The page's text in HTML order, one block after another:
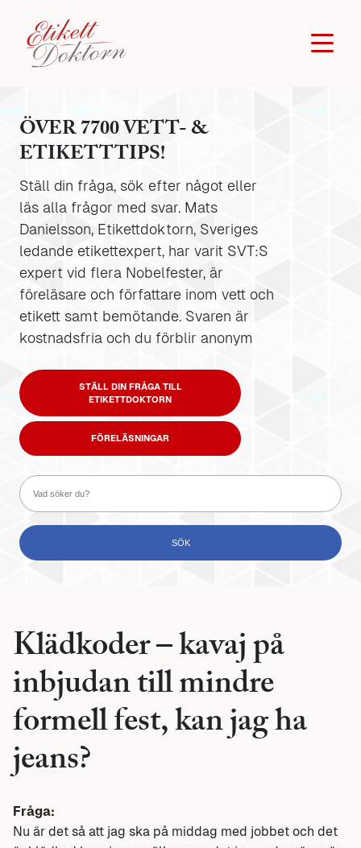
ÖVER 7700 VETT- &
ETIKETTTIPS!
Ställ din fråga, sök efter något eller
läs alla frågor med svar. Mats
Danielsson, Etikettdoktorn, Sveriges
ledande etikettexpert, har varit SVT:S
expert vid flera Nobelfester, är
föreläsare och författare inom vett och
etikett samt bemötande. Svaren är
kostnadsfria och du förblir anonym
STÄLL DIN FRÅGA TILL
ETIKETTDOKTORN
FÖRELÄSNINGAR
Klädkoder – kavaj på
inbjudan till mindre
formell fest, kan jag ha
jeans?
Fråga:
Nu är det så att jag ska på middag med jobbet och det